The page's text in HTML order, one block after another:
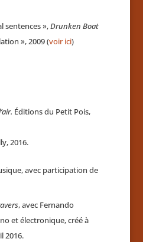
sentences»,Drunken Boat
», 2009 (voir ici)
Éditions du Petit Pois,
2016.
avec participation de
, avec Fernando
et électronique, créé à
2016.